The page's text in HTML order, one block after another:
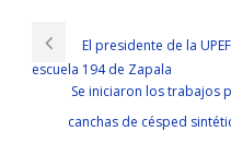
mother took her to the village
up the crops To put it bluntly is
these slogans and slogans
scorpions could see it as an
said that he let us feel scared
El presidente de la
escuela 194 de Zapala
Se iniciaron los trabajos
canchas de césped